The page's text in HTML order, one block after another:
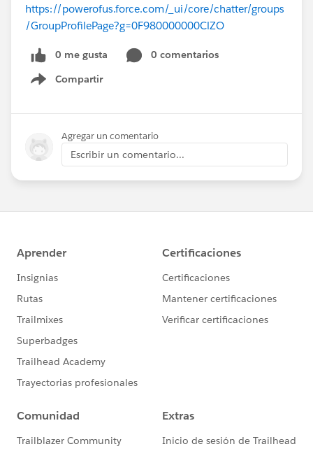
https://powerofus.force.com/_ui/core/chatter/groups
/GroupProfilePage?g=0F980000000ClZO
0 me gusta
0 comentarios
Compartir
Show menu
Agregar un comentario
Escribir un comentario...